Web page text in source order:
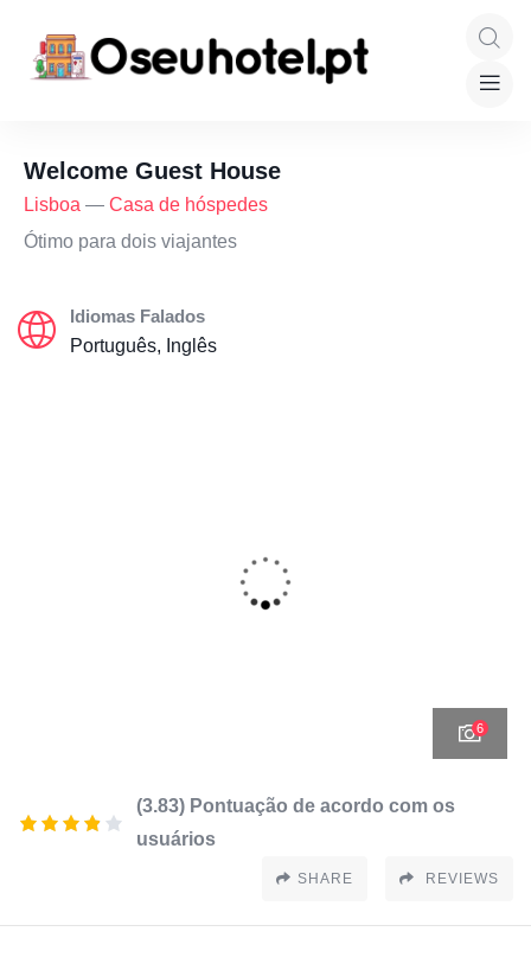
Welcome Guest House
Lisboa — Casa de hóspedes
Ótimo para dois viajantes
Idiomas Falados
Português, Inglês
6
(3.83) Pontuação de acordo com os
usuários
SHARE REVIEWS